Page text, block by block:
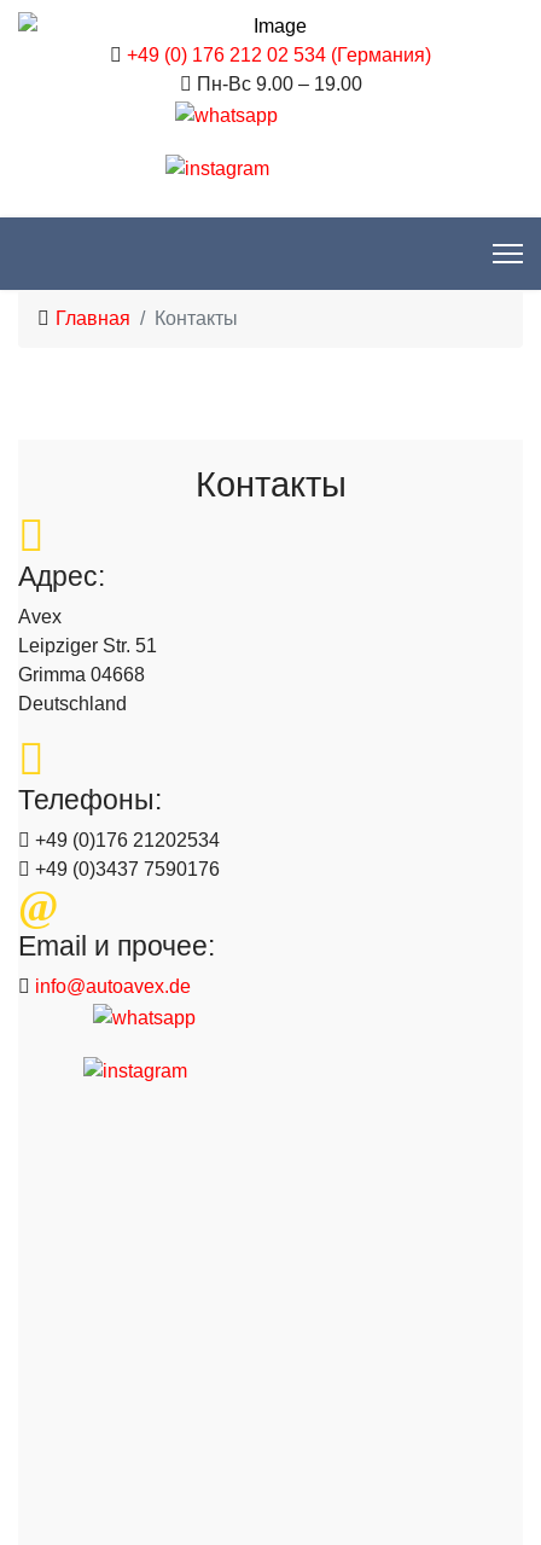
+49 (0) 176 212 02 534 (Германия)
Пн-Вс 9.00 – 19.00
Главная Контакты
Контакты
Адрес:
Avex
Leipziger Str. 51
Grimma 04668
Deutschland
Телефоны:
+49 (0)176 21202534
+49 (0)3437 7590176
Email и прочее:
info@autoavex.de